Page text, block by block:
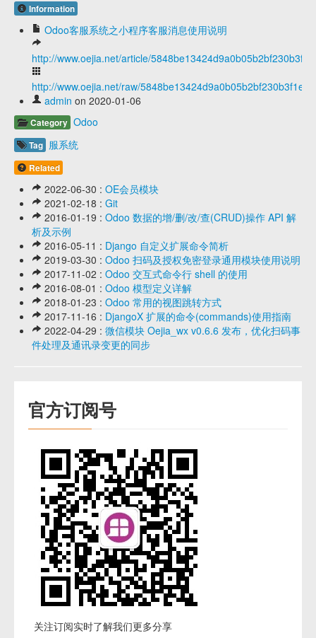
Information
Odoo客服系统之小程序客服消息使用说明
http://www.oejia.net/article/
http://www.oejia.net/raw/5848be13424d9a0b05b2bf230b3f1e1e
admin on 2020-01-06
Category Odoo
Tag 服系统
Related
2022-06-30 : OE会员模块
2021-02-18 : Git
2016-01-19 : Odoo 数据的增/删/改/查(CRUD)操作 API 解
析及示例
2016-05-11 : Django 自定义扩展命令简析
2019-03-30 : Odoo 扫码及授权免密登录通用模块使用说明
2017-11-02 : Odoo 交互式命令行 shell 的使用
2016-08-01 : Odoo 模型定义详解
2018-01-23 : Odoo 常用的视图跳转方式
2017-11-16 : DjangoX 扩展的命令(commands)使用指南
2022-04-29 : 微信模块 Oejia_wx v0.6.6 发布，优化扫码事
件处理及通讯录变更的同步
官方订阅号
关注订阅实时了解我们更多分享